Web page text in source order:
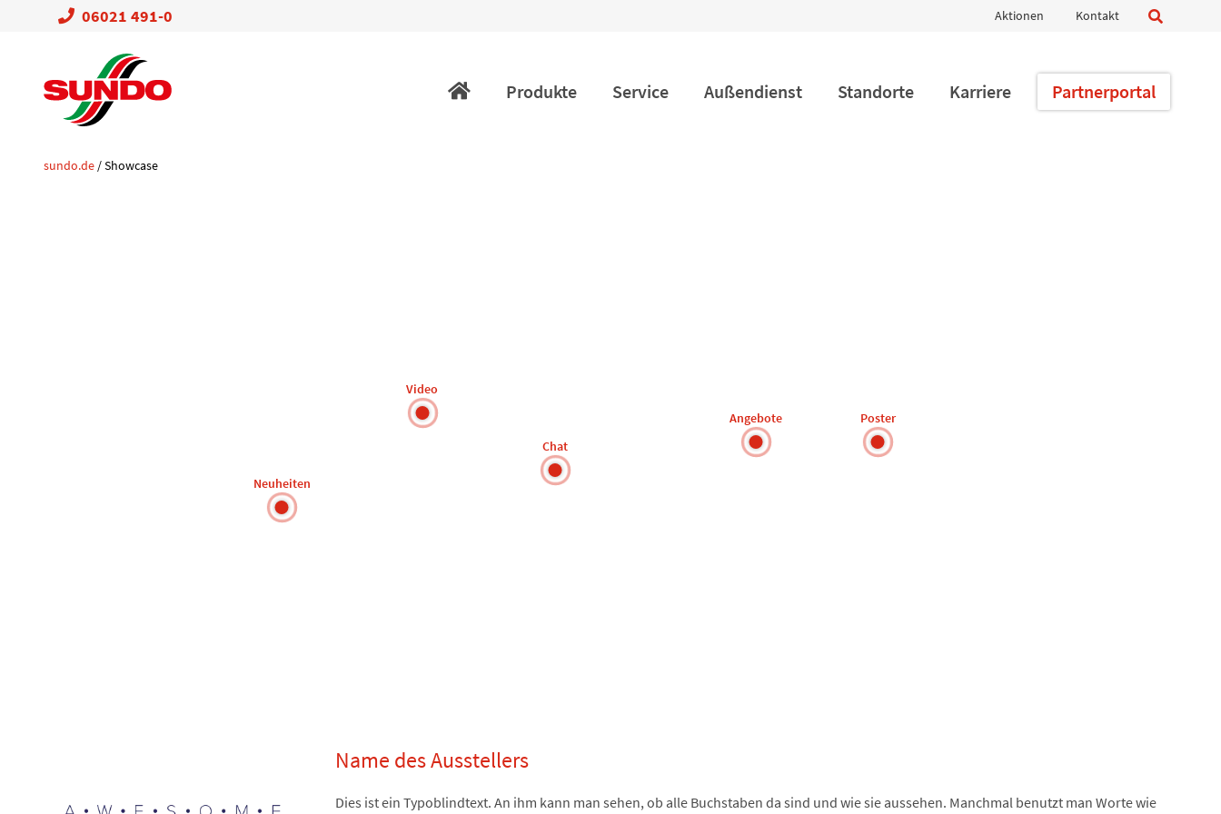
06021 491-0 überspringen
Aktionen Kontakt
überspringenProdukte Service Außendienst Standorte Karriere Partnerportal
sundo.de /Showcase
Video
Neuheiten
Chat
Angebote Poster
Name des Ausstellers
Dies ist ein Typoblindtext. An ihm kann man sehen, ob alle Buchstaben da sind und wie sie aussehen. Manchmal benutzt man Worte wie